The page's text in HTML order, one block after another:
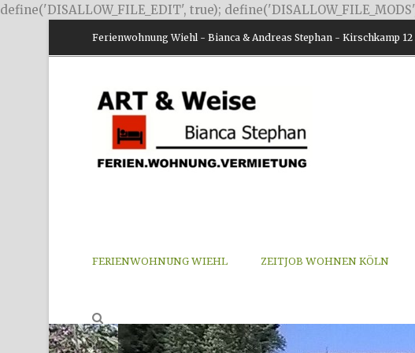
define('DISALLOW_FILE_EDIT', true);
Ferienwohnung Wiehl - Bianca & Andreas Stephan - Kirschkamp
FERIENWOHNUNG WIEHL ZEITJOB WOHNEN KÖLN